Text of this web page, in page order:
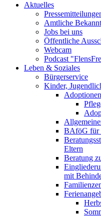
Aktuelles
Amtliche
Jobs bei uns
Öffentliche
Webcam
Podcast
Leben & Soziales
Bürgerservice
Kinder,
BAföG für
Eltern
Beratung
mit